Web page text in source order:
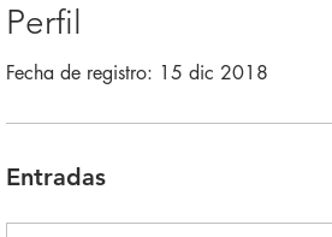
Perfil
Fecha de registro: 15 dic 2018
Entradas